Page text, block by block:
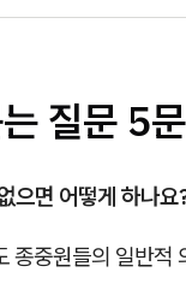
질문 5
으면 어떻게 하나요
종중원들의 일반적